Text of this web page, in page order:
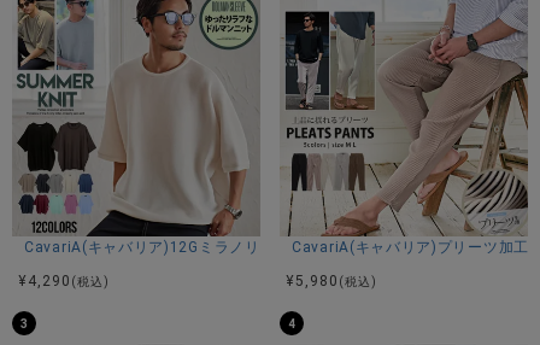
CavariA(キャバリア)12Gミラノリブクルーネックドルマンハーフスリー
¥ 4,290 (税込)
CavariA(キャバリア)プリーツ加工
¥ 5,980 (税込)
3 4